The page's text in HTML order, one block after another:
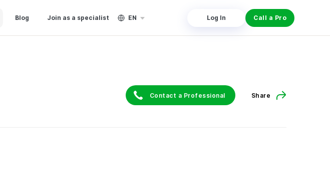
Blog Join as a specialist EN Log In Call a Pro
Contact a Professional Share